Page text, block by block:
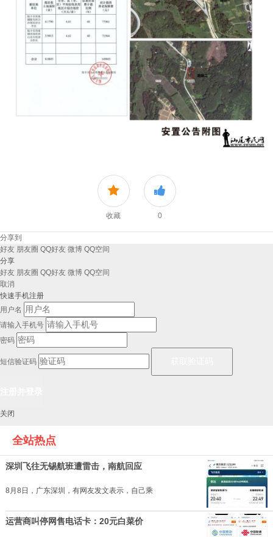
收藏 0
分享到
好友 朋友圈 QQ好友 微博 QQ空间
分享
好友 朋友圈 QQ好友 微博 QQ空间
取消
快速手机注册
用户名
请输入手机号
密码
短信验证码
关闭
全站热点
深圳飞往无锡航班遭雷击，南航回应
8月8日，广东深圳，有网友发文表示，自己乘
运营商叫停网售电话卡：20元白菜价